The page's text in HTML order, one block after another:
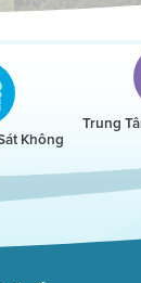
Không
Trung